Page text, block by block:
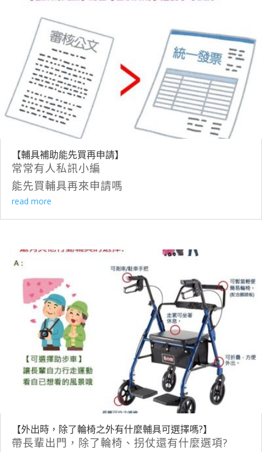
【輔具補助能先買再申請】
常常有人私訊小編
能先買輔具再來申請嗎
read more
【外出時，除了輪椅之外有什麼輔具可選擇嗎?】
帶長輩出門，除了輪椅、拐仗還有什麼選項?